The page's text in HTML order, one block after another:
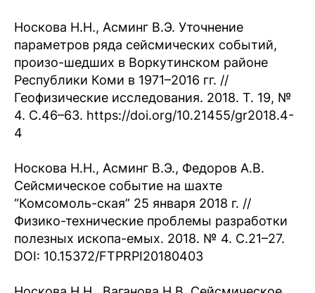
Носкова Н.Н., Асминг В.Э. Уточнение
параметров ряда сейсмических событий,
произо-шедших в Воркутинском районе
Республики Коми в 1971–2016 гг. //
Геофизические исследования. 2018. Т. 19, №
4. С.46–63. https://doi.org/10.21455/gr2018.4-
4
Носкова Н.Н., Асминг В.Э., Федоров А.В.
Сейсмическое событие на шахте
“Комсомоль-ская” 25 января 2018 г. //
Физико-технические проблемы разработки
полезных ископа-емых. 2018. № 4. С.21–27.
DOI: 10.15372/FTPRPI20180403